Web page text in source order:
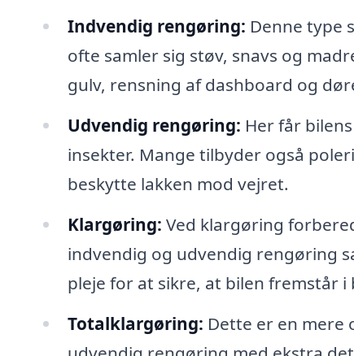
Indvendig rengøring: Denne type
ofte samler sig støv, snavs og
gulv, rensning af dashboard og
Udvendig rengøring: Her får
insekter. Mange tilbyder også
beskytte lakken mod vejret.
Klargøring: Ved klargøring
indvendig og udvendig rengøring
pleje for at sikre, at bilen fremstår i
Totalklargøring: Dette er en mere